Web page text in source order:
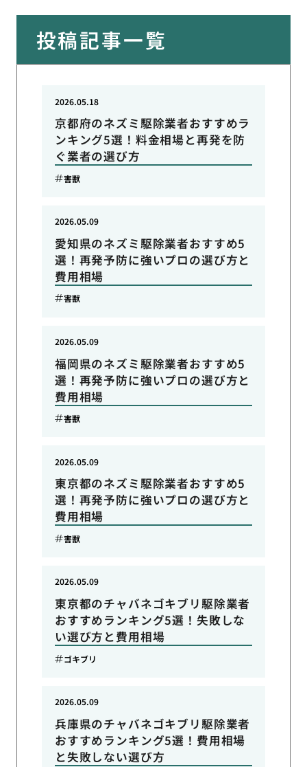
投稿記事一覧
京都府のネズミ駆除業者おすすめラ
ンキング5選！料金相場と再発を防
ぐ業者の選び方
2026.05.18
害獣
愛知県のネズミ駆除業者おすすめ5
選！再発予防に強いプロの選び方と
費用相場
2026.05.09
害獣
福岡県のネズミ駆除業者おすすめ5
選！再発予防に強いプロの選び方と
費用相場
2026.05.09
害獣
東京都のネズミ駆除業者おすすめ5
選！再発予防に強いプロの選び方と
費用相場
2026.05.09
害獣
東京都のチャバネゴキブリ駆除業者
おすすめランキング5選！失敗しな
い選び方と費用相場
2026.05.09
ゴキブリ
兵庫県のチャバネゴキブリ駆除業者
おすすめランキング5選！費用相場
と失敗しない選び方
2026.05.09